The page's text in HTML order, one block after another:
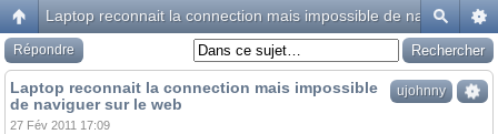
Laptop reconnait la connection mais impossible de naviguer sur
Répondre
ujohnny
Laptop reconnait la connection mais impossible
de naviguer sur le web
27 Fév 2011 17:09